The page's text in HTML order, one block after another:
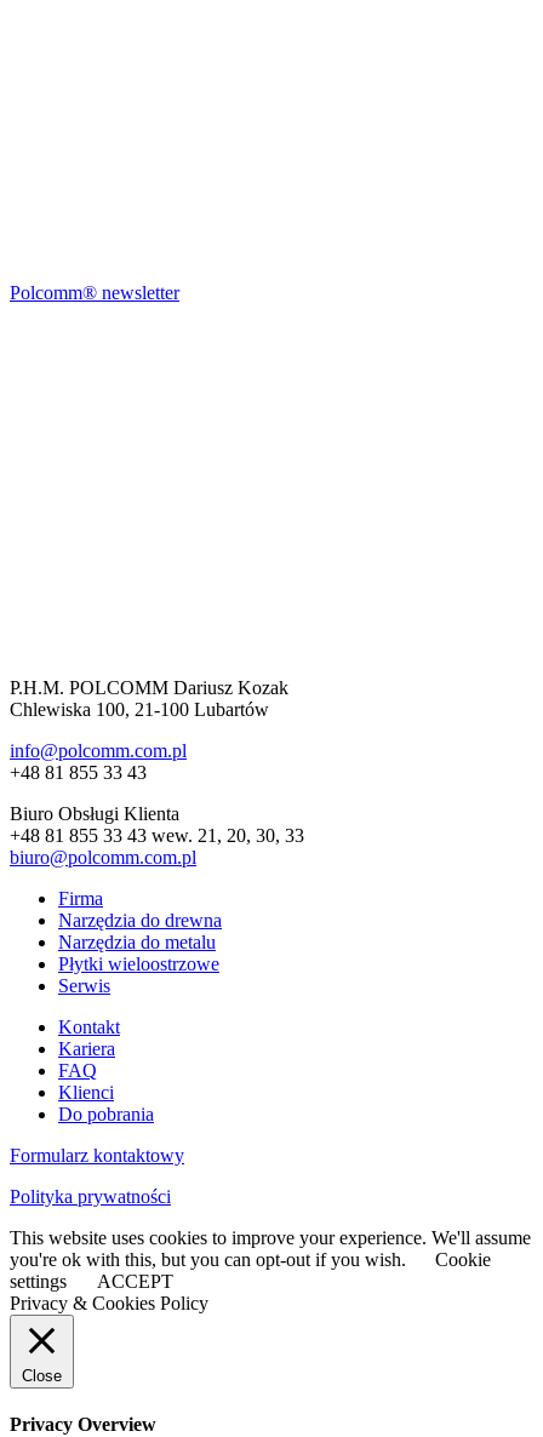
Polcomm® newsletter
P.H.M. POLCOMM Dariusz Kozak
Chlewiska 100, 21-100 Lubartów
info@polcomm.com.pl
+48 81 855 33 43
Biuro Obsługi Klienta
+48 81 855 33 43 wew. 21, 20, 30, 33
biuro@polcomm.com.pl
Firma
Narzędzia do drewna
Narzędzia do metalu
Płytki wieloostrzowe
Serwis
Kontakt
Kariera
FAQ
Klienci
Do pobrania
Formularz kontaktowy
Polityka prywatności
This website uses cookies to improve your experience. We'll assume
you're ok with this, but you can opt-out if you wish.
Cookie
settings
ACCEPT
Privacy & Cookies Policy
Close
Privacy Overview